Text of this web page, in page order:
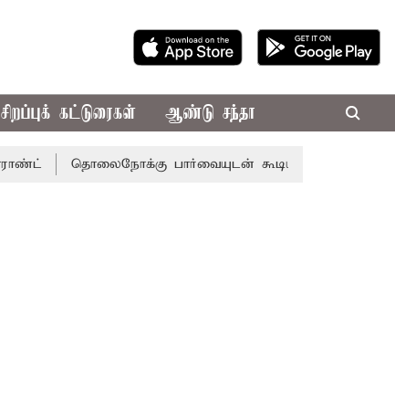
சிறப்புக் கட்டுரைகள் ஆண்டு சந்தா
தொலைநோக்கு பார்வையுடன் கூடிய வேளாண் பட்ஜெட்: